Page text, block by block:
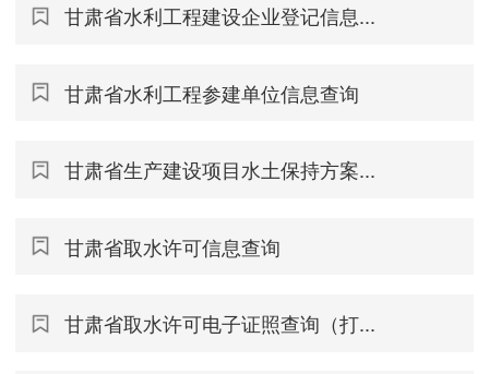
甘肃省水利工程建设企业登记信息...
甘肃省水利工程参建单位信息查询
甘肃省生产建设项目水土保持方案...
甘肃省取水许可信息查询
甘肃省取水许可电子证照查询（打...